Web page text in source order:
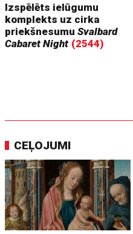
Izspēlēts ielūgumu
komplekts uz cirka
priekšnesumuSvalbard
Cabaret Night (2544)
CEĻOJUMI